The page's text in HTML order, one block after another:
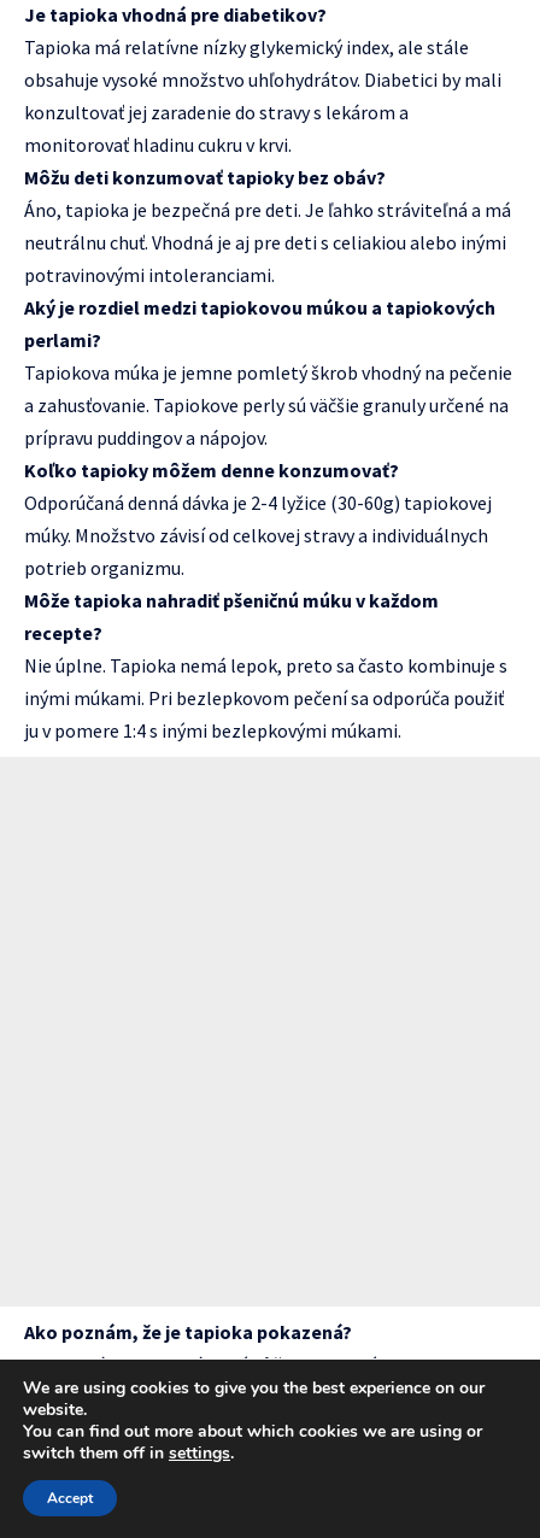
Je tapioka vhodná pre diabetikov?
Tapioka má relatívne nízky glykemický index, ale stále
obsahuje vysoké množstvo uhľohydrátov. Diabetici by mali
konzultovať jej zaradenie do stravy s lekárom a
monitorovať hladinu cukru v krvi.
Môžu deti konzumovať tapioky bez obáv?
Áno, tapioka je bezpečná pre deti. Je ľahko stráviteľná a má
neutrálnu chuť. Vhodná je aj pre deti s celiakiou alebo inými
potravinovými intoleranciami.
Aký je rozdiel medzi tapiokovou múkou a tapiokových
perlami?
Tapiokova múka je jemne pomletý škrob vhodný na pečenie
a zahusťovanie. Tapiokove perly sú väčšie granuly určené na
prípravu puddingov a nápojov.
Koľko tapioky môžem denne konzumovať?
Odporúčaná denná dávka je 2-4 lyžice (30-60g) tapiokovej
múky. Množstvo závisí od celkovej stravy a individuálnych
potrieb organizmu.
Môže tapioka nahradiť pšeničnú múku v každom
recepte?
Nie úplne. Tapioka nemá lepok, preto sa často kombinuje s
inými múkami. Pri bezlepkovom pečení sa odporúča použiť
ju v pomere 1:4 s inými bezlepkovými múkami.
Ako poznám, že je tapioka pokazená?
Pokazená tapioka má kyslú vôňu, zmenenú farbu alebo
obsahuje hmyz. Správne skladovaná tapioka by mala mať
neutrálnu vôňu a bielu až krémovú farbu.
We are using cookies to give you the best experience on our
website.
You can find out more about which cookies we are using or
switch them off in settings.
Accept